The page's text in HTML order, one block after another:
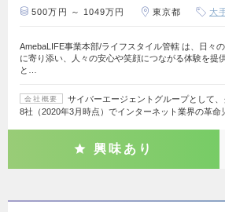
500万円 ～ 1049万円 東京都 大
AmebaLIFE事業本部/ライフスタイル管轄 は、日々
に寄り添い、人々の安心や笑顔につながる体験を提
と…
会社概要
サイバーエージェントグループとして
8社（2020年3月時点）でインターネット業界の革命
興味あり